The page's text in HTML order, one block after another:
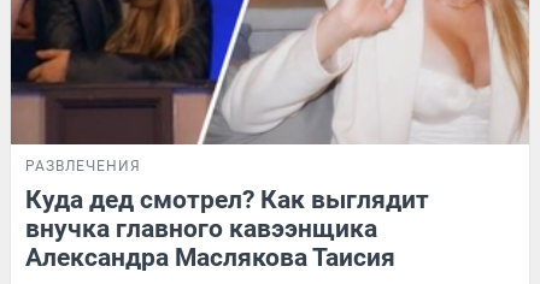
РАЗВЛЕЧЕНИЯ
Куда дед смотрел? Как выглядит
внучка главного кавээнщика
Александра Маслякова Таисия